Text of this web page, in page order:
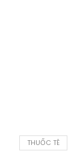
THUỐC TÊ